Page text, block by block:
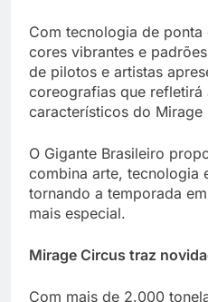
Com tecnologia de ponta
cores vibrantes e
de pilotos e artistas
coreografias que refletirá
característicos do Mirage
O Gigante Brasileiro
combina arte, tecnologia
tornando a temporada
mais especial.
Mirage Circus traz
Com mais de 2.000